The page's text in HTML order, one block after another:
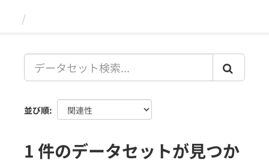
並び順
1 件のデータセットが見つか